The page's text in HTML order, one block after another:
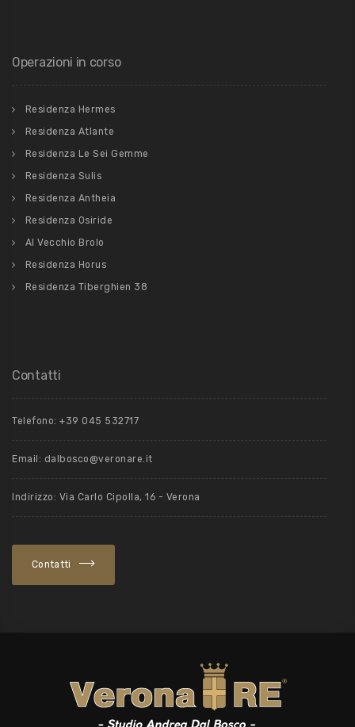
Operazioni in corso
Residenza Hermes
Residenza Atlante
Residenza Le Sei Gemme
Residenza Sulis
Residenza Antheia
Residenza Osiride
Al Vecchio Brolo
Residenza Horus
Residenza Tiberghien 38
Contatti
Telefono: +39 045 532717
Email: dalbosco@veronare.it
Indirizzo: Via Carlo Cipolla, 16 - Verona
Contatti